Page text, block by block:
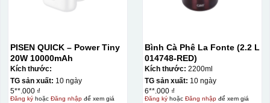
Thợ đang căn chỉnh dán decal lên bát cơm
PISEN QUICK – Power Tiny
20W 10000mAh
Kích thước:
TG sản xuất: 10 ngày
5**.000 ₫
Đăng kýhoặc Đăng nhậpđể xem giá
Bình Cà Phê La Fonte (2.2 L
014748-RED)
Kích thước: 2200ml
TG sản xuất: 10 ngày
6**.000 ₫
Đăng kýhoặc Đăng nhậpđể xem giá